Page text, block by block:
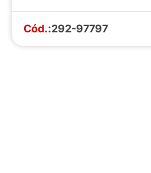
Cód.:292-97797